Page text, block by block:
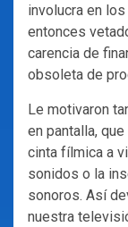
involucra en
entonces
carencia de
obsoleta de
Le motivaron
en pantalla,
cinta fílmica a
sonidos o la
sonoros. Así
nuestra